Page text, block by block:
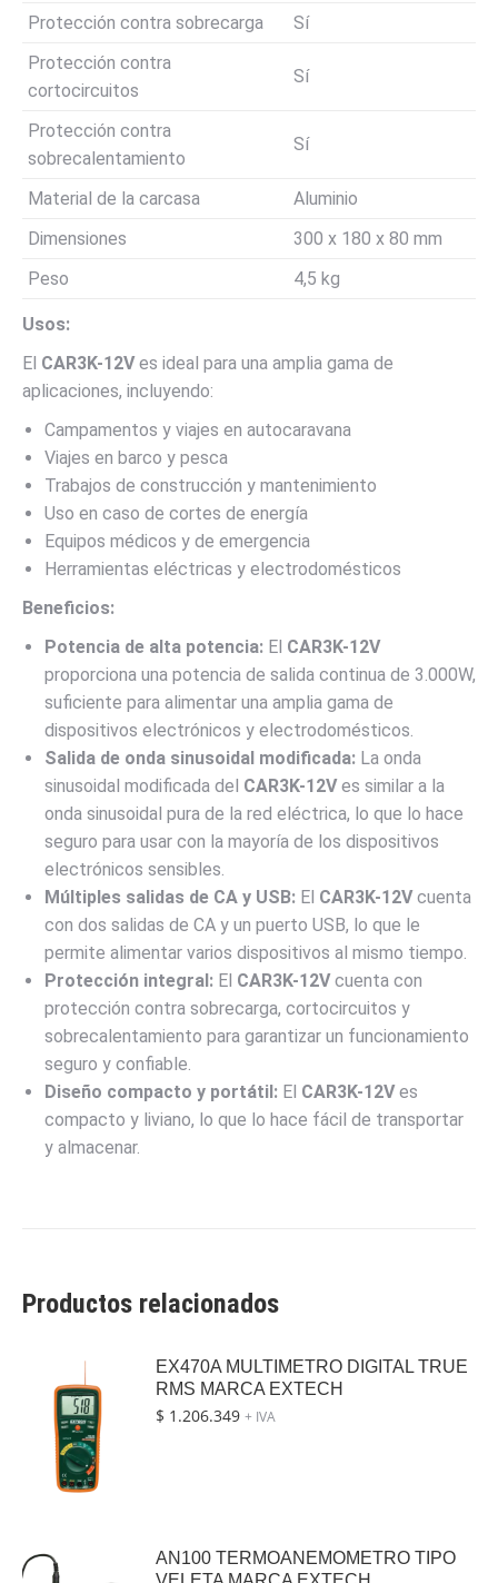
Protección contra sobrecarga
Sí
Protección contra
cortocircuitos
Sí
Protección contra
sobrecalentamiento
Sí
Material de la carcasa
Aluminio
Dimensiones
300 x 180 x 80 mm
Peso
4,5 kg
Usos:
El CAR3K-12Ves ideal para una amplia gama de
aplicaciones, incluyendo:
Campamentos y viajes en autocaravana
Viajes en barco y pesca
Trabajos de construcción y mantenimiento
Uso en caso de cortes de energía
Equipos médicos y de emergencia
Herramientas eléctricas y electrodomésticos
Beneficios:
Potencia de alta potencia: El CAR3K-12V
proporciona una potencia de salida continua de 3.000W,
suficiente para alimentar una amplia gama de
dispositivos electrónicos y electrodomésticos.
Salida de onda sinusoidal modificada: La onda
sinusoidal modificada del CAR3K-12Ves similar a la
onda sinusoidal pura de la red eléctrica, lo que lo hace
seguro para usar con la mayoría de los dispositivos
electrónicos sensibles.
Múltiples salidas de CA y USB: El CAR3K-12Vcuenta
con dos salidas de CA y un puerto USB, lo que le
permite alimentar varios dispositivos al mismo tiempo.
Protección integral: El CAR3K-12Vcuenta con
protección contra sobrecarga, cortocircuitos y
sobrecalentamiento para garantizar un funcionamiento
seguro y confiable.
Diseño compacto y portátil: El CAR3K-12Ves
compacto y liviano, lo que lo hace fácil de transportar
y almacenar.
Productos relacionados
EX470A MULTIMETRO DIGITAL TRUE
RMS MARCA EXTECH
$ 1.206.349 + IVA
AN100 TERMOANEMOMETRO TIPO